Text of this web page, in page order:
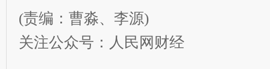
(责编：曹淼、李源)
关注公众号：人民网财经